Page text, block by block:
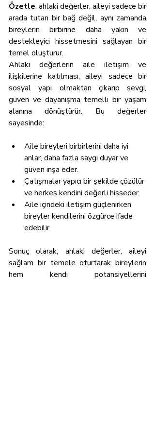
Özetle, ahlaki değerler, aileyi sadece bir
arada tutan bir bağ değil, aynı zamanda
bireylerin birbirine daha yakın ve
destekleyici hissetmesini sağlayan bir
temel oluşturur.
Ahlaki değerlerin aile iletişim ve
ilişkilerine katılması, aileyi sadece bir
sosyal yapı olmaktan çıkarıp sevgi,
güven ve dayanışma temelli bir yaşam
alanına dönüştürür. Bu değerler
sayesinde:
Aile bireyleri birbirlerini daha iyi
anlar, daha fazla saygı duyar ve
güven inşa eder.
Çatışmalar yapıcı bir şekilde çözülür
ve herkes kendini değerli hisseder.
Aile içindeki iletişim güçlenirken
bireyler kendilerini özgürce ifade
edebilir.
Sonuç olarak, ahlaki değerler, aileyi
sağlam bir temele oturtarak bireylerin
hem kendi potansiyellerini